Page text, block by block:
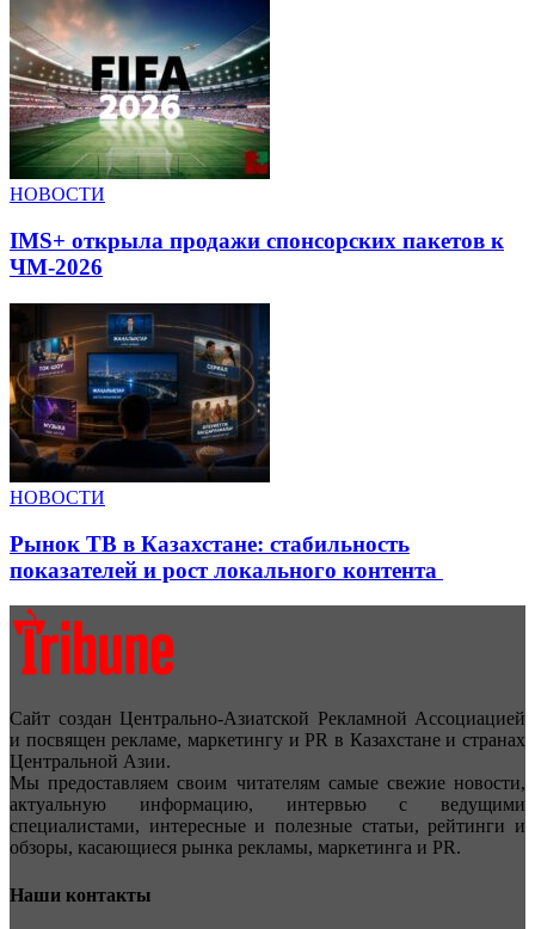
НОВОСТИ
IMS+ открыла продажи спонсорских пакетов к
ЧМ-2026
НОВОСТИ
Рынок ТВ в Казахстане: стабильность
показателей и рост локального контента
Сайт создан Центрально-Азиатской Рекламной Ассоциацией
и посвящен рекламе, маркетингу и PR в Казахстане и странах
Центральной Азии.
Мы предоставляем своим читателям самые свежие новости,
актуальную информацию, интервью с ведущими
специалистами, интересные и полезные статьи, рейтинги и
обзоры, касающиеся рынка рекламы, маркетинга и PR.
Наши контакты